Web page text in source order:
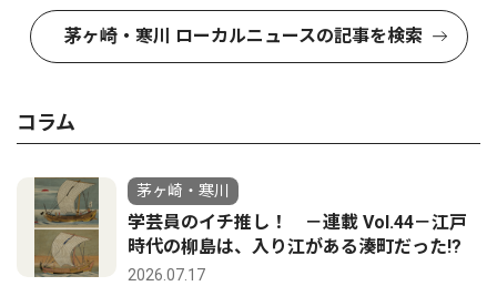
茅ヶ崎・寒川 ローカルニュースの記事を検索
コラム
茅ヶ崎・寒川
学芸員のイチ推し！ －連載 Vol.44－江戸
時代の柳島は、入り江がある湊町だった!?
2026.07.17